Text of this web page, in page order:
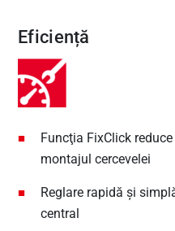
Eficiență
Funcţia FixClick
montajul cercevelei
Reglare rapidă şi
central